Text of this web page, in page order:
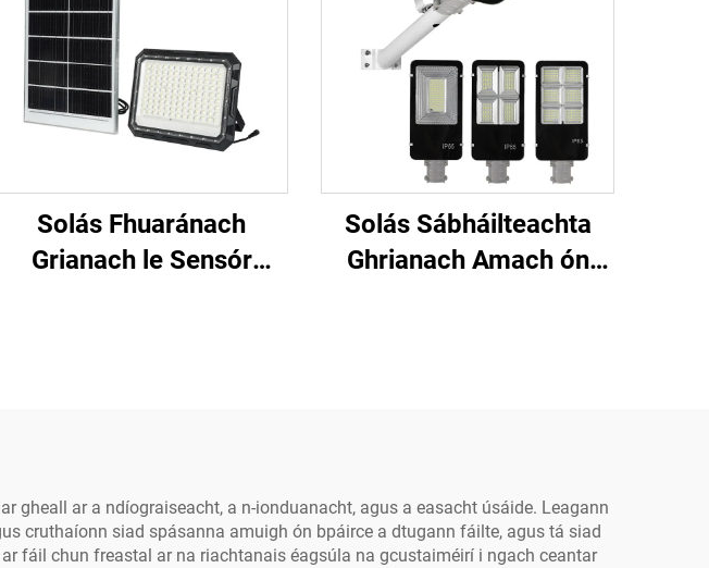
Solás Fhuaránach
Grianach le Sensór
Solás Sábháilteachta
Ghrianach Amach ón
gheall ar a ndíograiseacht, a n-ionduanacht, agus a easacht úsáide. Leagann
cruthaíonn siad spásanna amuigh ón bpáirce a dtugann fáilte, agus tá siad
fáil chun freastal ar na riachtanais éagsúla na gcustaiméirí i ngach ceantar